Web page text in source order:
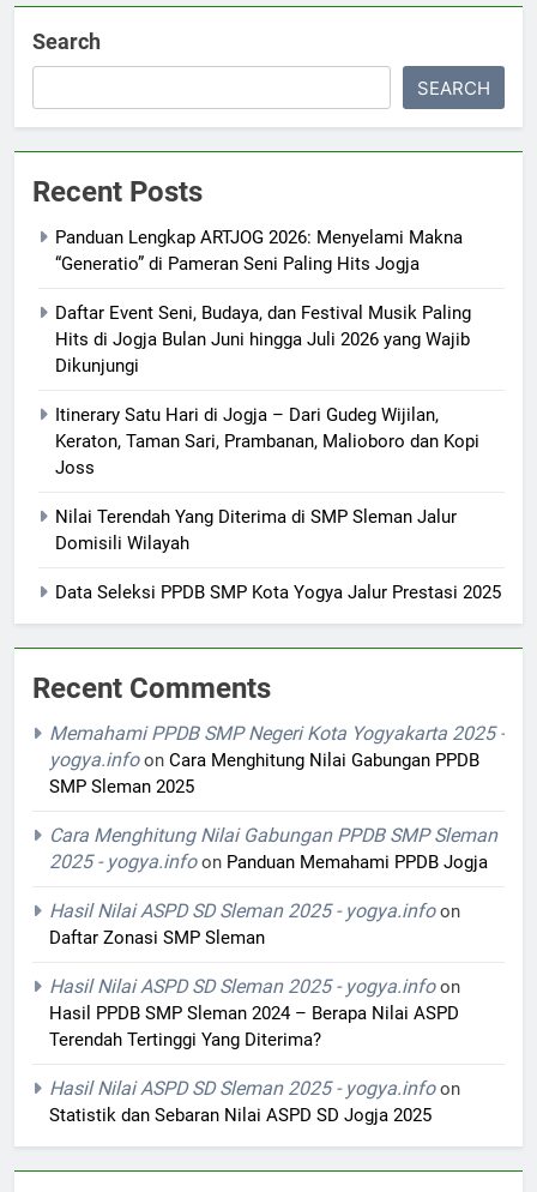
Search
SEARCH
Recent Posts
Panduan Lengkap ARTJOG 2026: Menyelami Makna
“Generatio” di Pameran Seni Paling Hits Jogja
Daftar Event Seni, Budaya, dan Festival Musik Paling
Hits di Jogja Bulan Juni hingga Juli 2026 yang Wajib
Dikunjungi
Itinerary Satu Hari di Jogja – Dari Gudeg Wijilan,
Keraton, Taman Sari, Prambanan, Malioboro dan Kopi
Joss
Nilai Terendah Yang Diterima di SMP Sleman Jalur
Domisili Wilayah
Data Seleksi PPDB SMP Kota Yogya Jalur Prestasi 2025
Recent Comments
Memahami PPDB SMP Negeri Kota Yogyakarta 2025 -
yogya.infoon Cara Menghitung Nilai Gabungan PPDB
SMP Sleman 2025
Cara Menghitung Nilai Gabungan PPDB SMP Sleman
2025 - yogya.infoon Panduan Memahami PPDB Jogja
Hasil Nilai ASPD SD Sleman 2025 - yogya.infoon
Daftar Zonasi SMP Sleman
Hasil Nilai ASPD SD Sleman 2025 - yogya.infoon
Hasil PPDB SMP Sleman 2024 – Berapa Nilai ASPD
Terendah Tertinggi Yang Diterima?
Hasil Nilai ASPD SD Sleman 2025 - yogya.infoon
Statistik dan Sebaran Nilai ASPD SD Jogja 2025